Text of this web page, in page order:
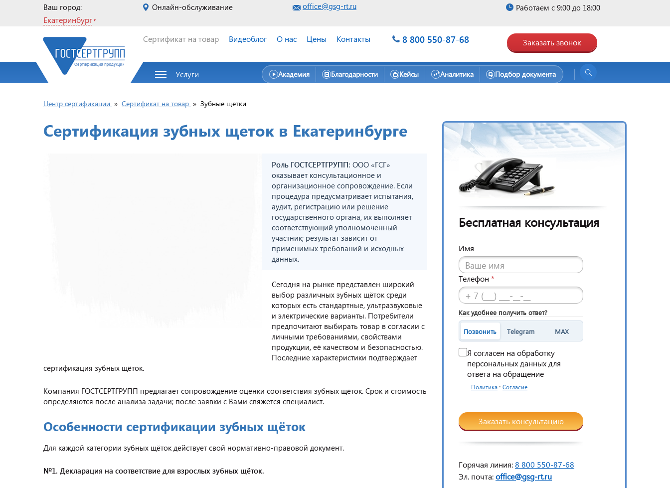
Ваш город:
Екатеринбург
Онлайн-обслуживание office@gsg-rt.ru Работаем с 9:00 до 18:00
Сертификат на товар Видеоблог О нас Цены Контакты 8 800 550-87-68 Заказать звонок
Услуги Академия Благодарности Кейсы Аналитика Подбор документа
Центр сертификации » Сертификат на товар » Зубные щетки
Сертификация зубных щеток в Екатеринбурге
Роль ГОСТСЕРТГРУПП: ООО «ГСГ»
оказывает консультационное и
организационное сопровождение. Если
процедура предусматривает испытания,
аудит, регистрацию или решение
государственного органа, их выполняет
соответствующий уполномоченный
участник; результат зависит от
применимых требований и исходных
данных.
Сегодня на рынке представлен широкий
выбор различных зубных щёток среди
которых есть стандартные, ультразвуковые
и электрические варианты. Потребители
предпочитают выбирать товар в согласии с
личными требованиями, свойствами
продукции, её качеством и безопасностью.
Последние характеристики подтверждает
сертификация зубных щёток.
Компания ГОСТСЕРТГРУПП предлагает сопровождение оценки соответствия зубных щёток. Срок и стоимость
определяются после анализа задачи; после заявки с Вами свяжется специалист.
Особенности сертификации зубных щёток
Для каждой категории зубных щёток действует свой нормативно-правовой документ.
№1. Декларация на соответствие для взрослых зубных щёток.
Бесплатная консультация
Имя
Телефон *
Как удобнее получить ответ?
Позвонить Telegram MAX
Я согласен на обработку
персональных данных для
ответа на обращение
Политика · Согласие
Заказать консультацию
Горячая линия:8 800 550-87-68
Эл. почта:office@gsg-rt.ru